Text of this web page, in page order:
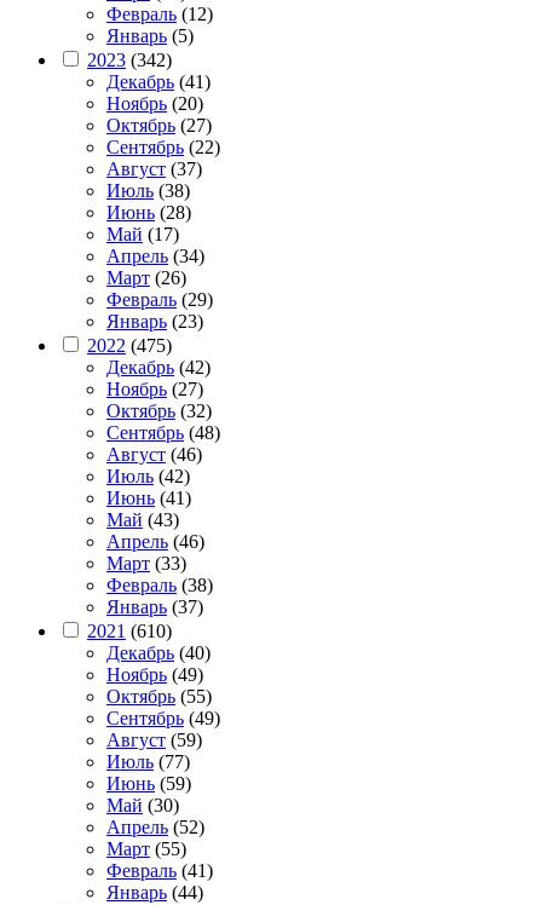
Февраль (12)
Январь (5)
2023 (342)
Декабрь (41)
Ноябрь (20)
Октябрь (27)
Сентябрь (22)
Август (37)
Июль (38)
Июнь (28)
Май (17)
Апрель (34)
Март (26)
Февраль (29)
Январь (23)
2022 (475)
Декабрь (42)
Ноябрь (27)
Октябрь (32)
Сентябрь (48)
Август (46)
Июль (42)
Июнь (41)
Май (43)
Апрель (46)
Март (33)
Февраль (38)
Январь (37)
2021 (610)
Декабрь (40)
Ноябрь (49)
Октябрь (55)
Сентябрь (49)
Август (59)
Июль (77)
Июнь (59)
Май (30)
Апрель (52)
Март (55)
Февраль (41)
Январь (44)